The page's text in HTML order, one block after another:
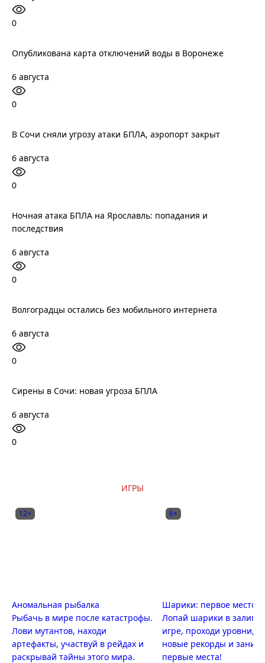
0
Опубликована карта отключений воды в Воронеже
6 августа
0
В Сочи сняли угрозу атаки БПЛА, аэропорт закрыт
6 августа
0
Ночная атака БПЛА на Ярославль: попадания и
последствия
6 августа
0
Волгоградцы остались без мобильного интернета
6 августа
0
Сирены в Сочи: новая угроза БПЛА
6 августа
0
ИГРЫ
12+
Аномальная рыбалка
Рыбачь в мире после катастрофы.
Лови мутантов, находи
артефакты, участвуй в рейдах и
раскрывай тайны этого мира.
6+
Шарики: первое место
Лопай шарики в
игре, проходи уровни,
новые рекорды и
первые места!